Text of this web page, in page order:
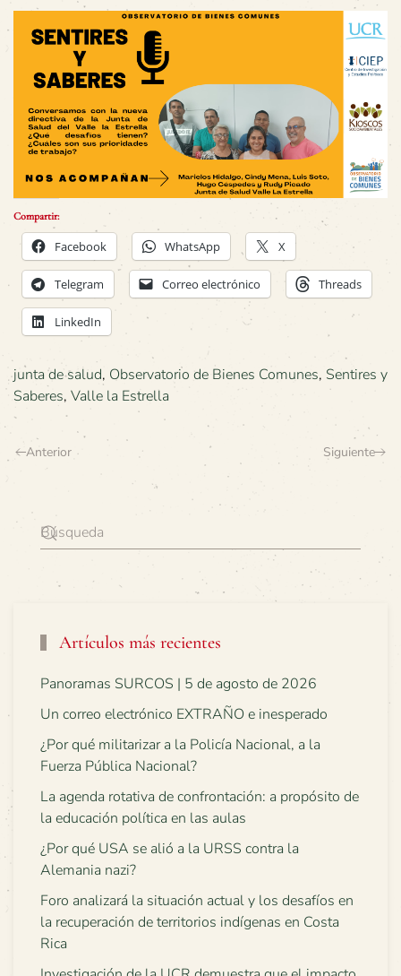
Compartir:
Facebook WhatsApp X
Telegram Correo electrónico Threads
LinkedIn
junta de salud, Observatorio de Bienes Comunes, Sentires y
Saberes, Valle la Estrella
Anterior Siguiente
Artículos más recientes
Panoramas SURCOS | 5 de agosto de 2026
Un correo electrónico EXTRAÑO e inesperado
¿Por qué militarizar a la Policía Nacional, a la
Fuerza Pública Nacional?
La agenda rotativa de confrontación: a propósito de
la educación política en las aulas
¿Por qué USA se alió a la URSS contra la
Alemania nazi?
Foro analizará la situación actual y los desafíos en
la recuperación de territorios indígenas en Costa
Rica